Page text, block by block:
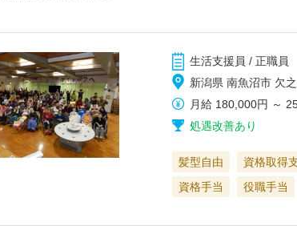
生活支援員 / 正職員
新潟県 南魚沼市 欠
月給 180,000円 ～
処遇改善あり
髪型自由 資格取得
資格手当
役職手当